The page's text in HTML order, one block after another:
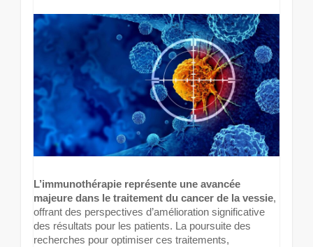
L’immunothérapie représente une avancée
majeure dans le traitement du cancer de la vessie,
offrant des perspectives d’amélioration significative
des résultats pour les patients. La poursuite des
recherches pour optimiser ces traitements,